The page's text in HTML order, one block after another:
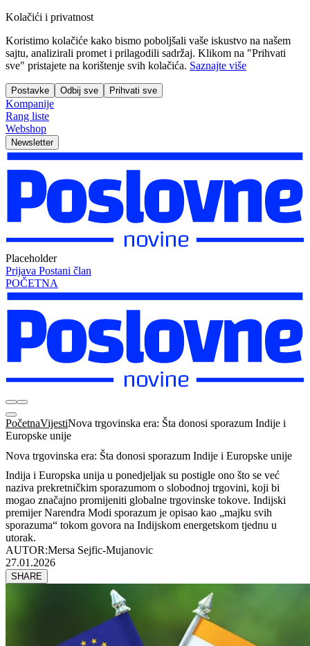
Kolačići i privatnost
Koristimo kolačiće kako bismo poboljšali vaše iskustvo na našem
sajtu, analizirali promet i prilagodili sadržaj. Klikom na "Prihvati
sve" pristajete na korištenje svih kolačića. Saznajte više
Postavke Odbij sve Prihvati sve
Kompanije
Rang liste
Webshop
Newsletter
Placeholder
Prijava Postani član
POČETNA
PočetnaVijestiNova trgovinska era: Šta donosi sporazum Indije i
Europske unije
Nova trgovinska era: Šta donosi sporazum Indije i Europske unije
Indija i Europska unija u ponedjeljak su postigle ono što se već
naziva prekretničkim sporazumom o slobodnoj trgovini, koji bi
mogao značajno promijeniti globalne trgovinske tokove. Indijski
premijer Narendra Modi sporazum je opisao kao „majku svih
sporazuma“ tokom govora na Indijskom energetskom tjednu u
utorak.
AUTOR:Mersa Sejfic-Mujanovic
27.01.2026
SHARE